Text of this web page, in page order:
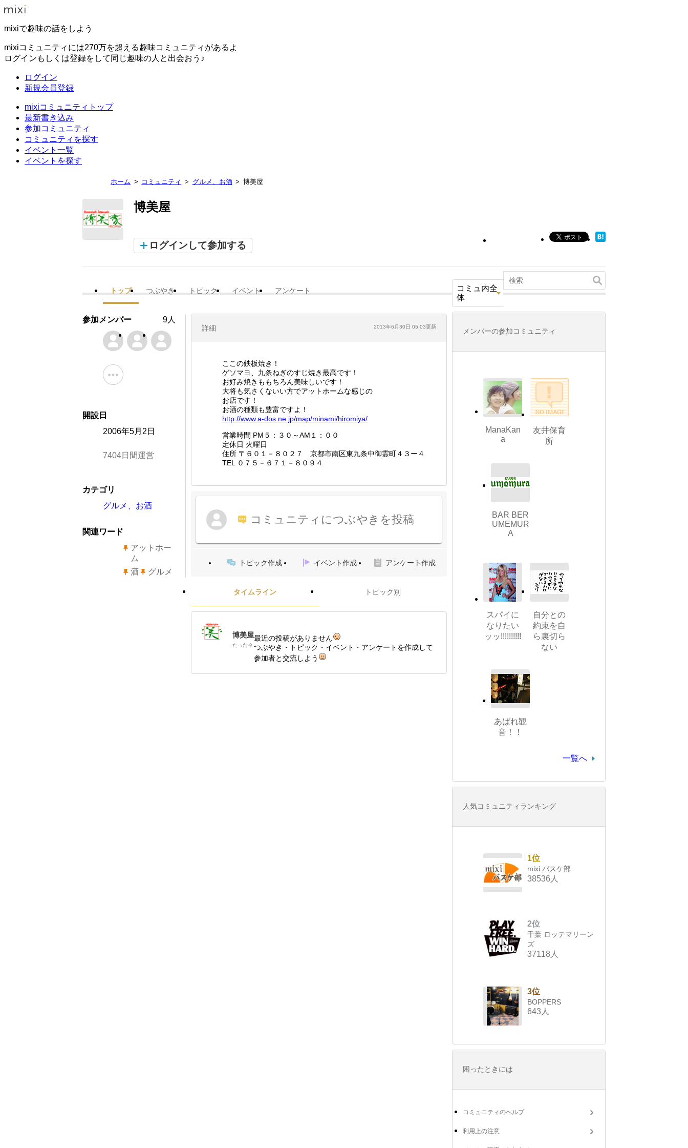
mixiで趣味の話をしよう
mixiコミュニティには270万を超える趣味コミュニティがあるよ
ログインもしくは登録をして同じ趣味の人と出会おう♪
ログイン
新規会員登録
mixiコミュニティトップ
最新書き込み
参加コミュニティ
コミュニティを探す
イベント一覧
イベントを探す
ホーム コミュニティ グルメ、お酒 博美屋
博美屋
ログインして参加する
トップ つぶやき トピック イベント アンケート
コミュ内全
体
詳細 2013年6月30日 05:03更新
ここの鉄板焼き！
ゲソマヨ、九条ねぎのすじ焼き最高です！
お好み焼きももちろん美味しいです！
大将も気さくないい方でアットホームな感じの
お店です！
お酒の種類も豊富ですよ！
http://www.a-dos.ne.jp/map/minami/hiromiya/
営業時間 PM５：３０～AM１：００
定休日 火曜日
住所 〒６０１－８０２７ 京都市南区東九条中御霊町４３ー４
TEL ０７５－６７１－８０９４
コミュニティにつぶやきを投稿
トピック作成 イベント作成 アンケート作成
タイムライン トピック別
博美屋
たった今
最近の投稿がありません
つぶやき・トピック・イベント・アンケートを作成して
参加者と交流しよう
参加メンバー 9人
開設日
2006年5月2日
7404日間運営
カテゴリ
グルメ、お酒
関連ワード
アットホー
ム
酒
グルメ
メンバーの参加コミュニティ
ManaKan
a
友井保育
所
BAR BER
UMEMUR
A
スパイに
なりたい
ッッ!!!!!!!!!!
自分との
約束を自
ら裏切ら
ない
あばれ観
音！！
一覧へ
人気コミュニティランキング
1位
mixi バスケ部
38536人
2位
千葉 ロッテマリーン
ズ
37118人
3位
BOPPERS
643人
困ったときには
コミュニティのヘルプ
利用上の注意